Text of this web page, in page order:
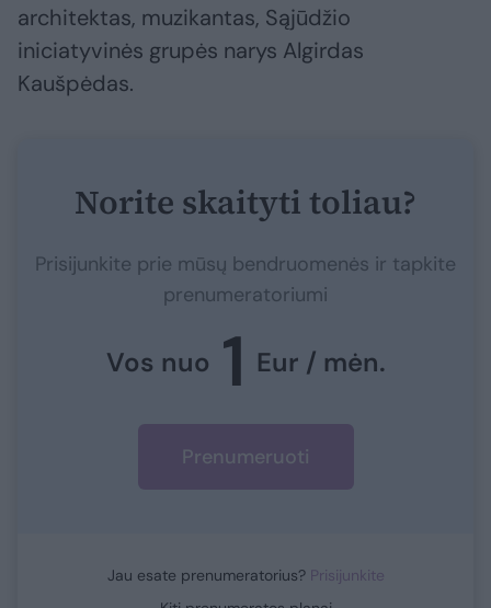
architektas, muzikantas, Sąjūdžio
iniciatyvinės grupės narys Algirdas
Kaušpėdas.
Norite skaityti toliau?
Prisijunkite prie mūsų bendruomenės ir tapkite
prenumeratoriumi
Vos nuo 1 Eur / mėn.
Prenumeruoti
Jau esate prenumeratorius? Prisijunkite